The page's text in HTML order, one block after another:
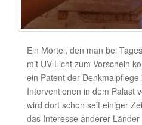
Ein Mörtel, den man bei
mit UV-Licht zum Vorschein
ein Patent der
Interventionen in dem Palast
wird dort schon seit einiger
das Interesse anderer